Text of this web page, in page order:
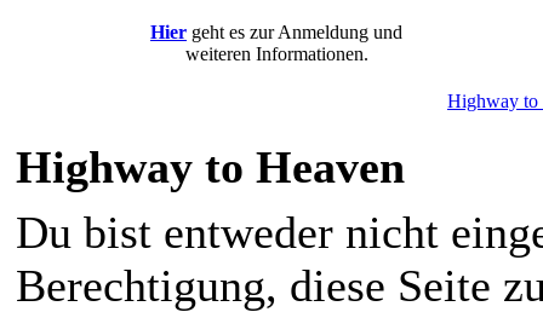
Hier geht es zur Anmeldung und
weiteren Informationen.
Highway to
Highway to Heaven
Du bist entweder nicht
Berechtigung, diese Seite